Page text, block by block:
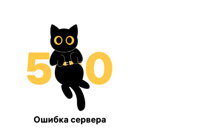
Ошибка сервера